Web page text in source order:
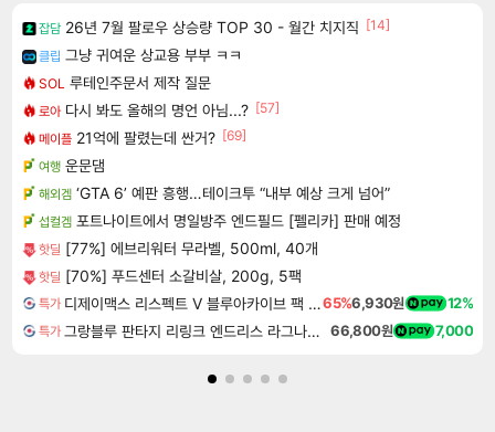
잡담 26년 7월 팔로우 상승량 TOP 30 - 월간 치지직 [14]
클립 그냥 귀여운 상교용 부부 ㅋㅋ
SOL 루테인주문서 제작 질문
로아 다시 봐도 올해의 명언 아님...? [57]
메이플 21억에 팔렸는데 싼거? [69]
여행 운문댐
해외겜 ‘GTA 6’ 예판 흥행…테이크투 “내부 예상 크게 넘어”
섭컬겜 포트나이트에서 명일방주 엔드필드 [펠리카] 판매 예정
핫딜 [77%] 에브리워터 무라벨, 500ml, 40개
핫딜 [70%] 푸드센터 소갈비살, 200g, 5팩
특가 디제이맥스 리스펙트 V 블루아카이브 팩 DJMAX RESPECT V Blue Archive Pack DLC65%6,930원 12%
특가 그랑블루 판타지 리링크 엔드리스 라그나로크 Granblue Fantasy Relink Endless Ragnarok 66,800원 7,000